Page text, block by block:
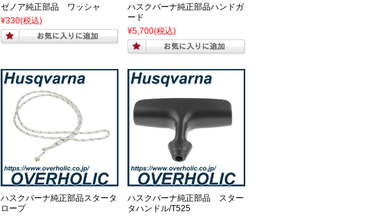
ゼノア純正部品 ワッシャ
¥330(税込)
ハスクバーナ純正部品ハンドガ
ード
¥5,700(税込)
ハスクバーナ純正部品スタータ
ロープ
ハスクバーナ純正部品 スター
タハンドル/T525